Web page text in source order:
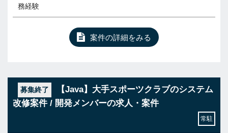
務経験
案件の詳細をみる
募集終了
【Java】大手スポーツクラブのシステム
改修案件 / 開発メンバーの求人・案件
常駐